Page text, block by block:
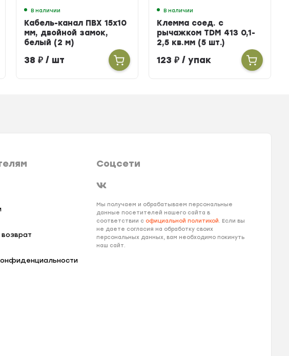
В наличии
Кабель-канал ПВХ 15х10
мм, двойной замок,
белый (2 м)
38₽ / шт
В наличии
Клемма соед. с
рычажком TDM 413 0,1-
2,5 кв.мм (5 шт.)
123₽ / упак
возврат
Соцсети
Мы получаем и обрабатываем персональные
данные посетителей нашего сайта в
соответствии с официальной политикой. Если вы
не даете согласия на обработку своих
персональных данных, вам необходимо покинуть
наш сайт.